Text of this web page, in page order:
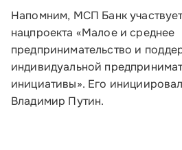
Напомним, МСП Банк
нацпроекта «Малое и среднее
предпринимательство и
индивидуальной
инициативы». Его
Владимир Путин.